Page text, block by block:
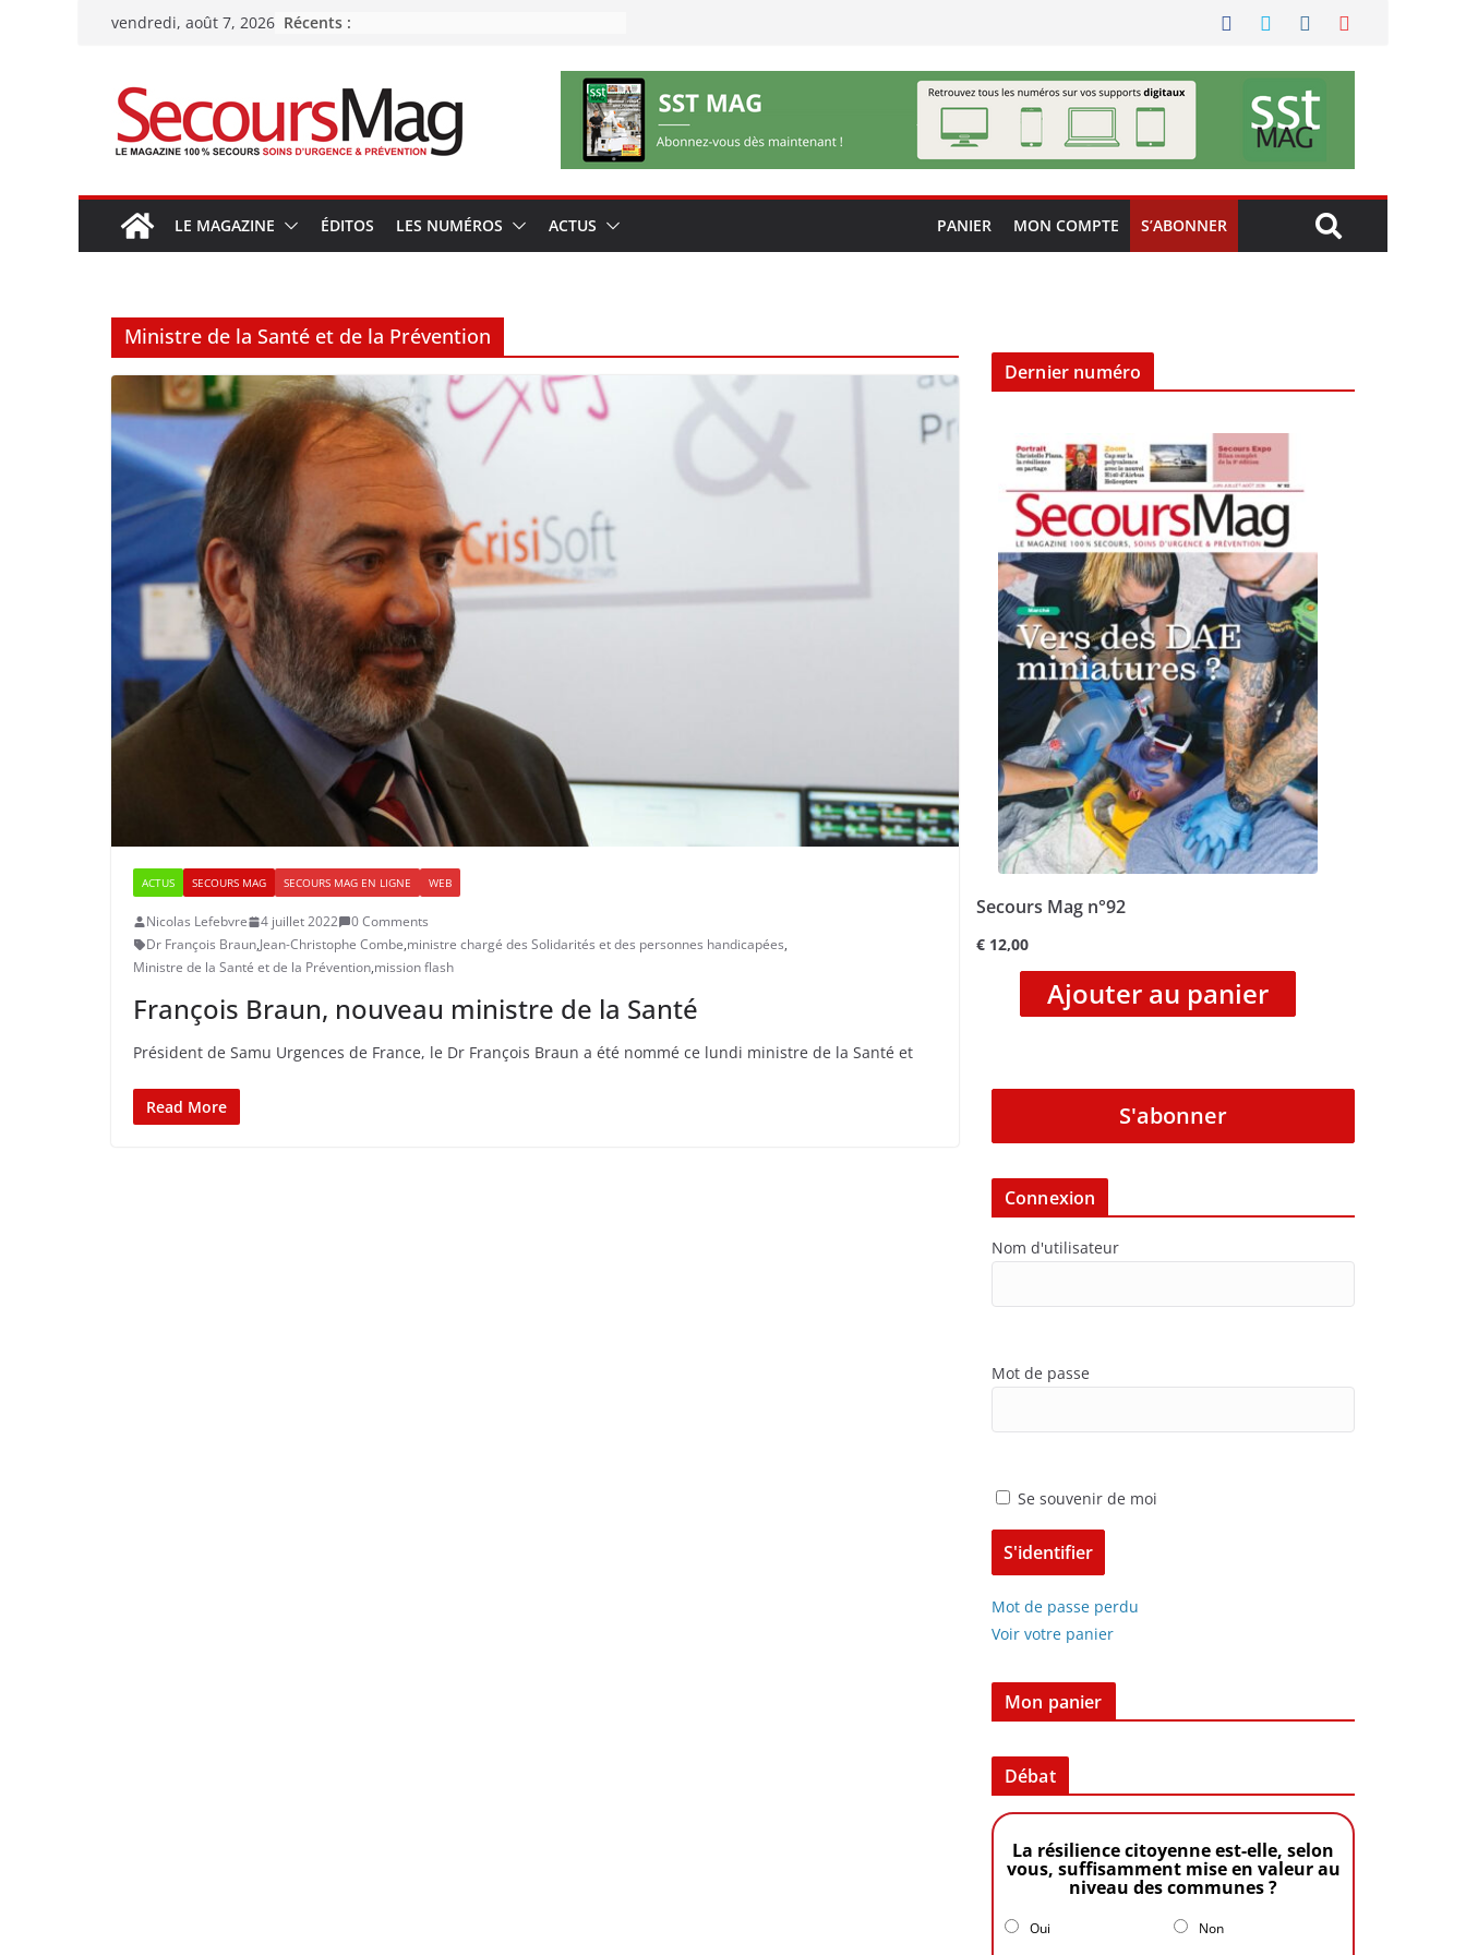
Passervendredi, août 7, 2026 Récents :
LE MAGAZINE ÉDITOS LES NUMÉROS ACTUS PANIER MON COMPTE S’ABONNER
Ministre de la Santé et de la Prévention
ACTUS SECOURS MAG SECOURS MAG EN LIGNE WEB
Nicolas Lefebvre 4 juillet 2022
0 Comments
Dr François Braun,Jean-Christophe Combe,ministre chargé des Solidarités et des personnes handicapées,
Ministre de la Santé et de la Prévention,mission flash
François Braun, nouveau ministre de la Santé
Président de Samu Urgences de France, le Dr François Braun a été nommé ce lundi ministre de la Santé et
Read More
Dernier numéro
Secours Mag n°92
€ 12,00
Ajouter au panier
S'abonner
Connexion
Nom d'utilisateur
Mot de passe
Se souvenir de moi
Mot de passe perdu
Voir votre panier
Mon panier
Débat
La résilience citoyenne est-elle, selon
vous, suffisamment mise en valeur au
niveau des communes ?
Oui Non